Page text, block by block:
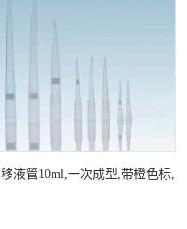
移液管10ml,一次成型,带橙色标,